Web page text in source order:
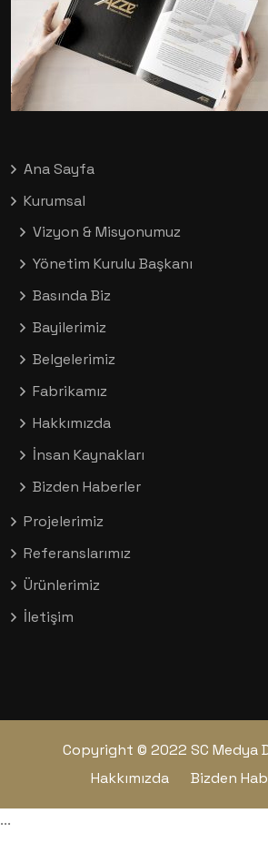
Ana Sayfa
Kurumsal
Vizyon & Misyonumuz
Yönetim Kurulu Başkanı
Basında Biz
Bayilerimiz
Belgelerimiz
Fabrikamız
Hakkımızda
İnsan Kaynakları
Bizden Haberler
Projelerimiz
Referanslarımız
Ürünlerimiz
İletişim
Copyright © 2022 SC Medya
Hakkımızda
Bizden
...